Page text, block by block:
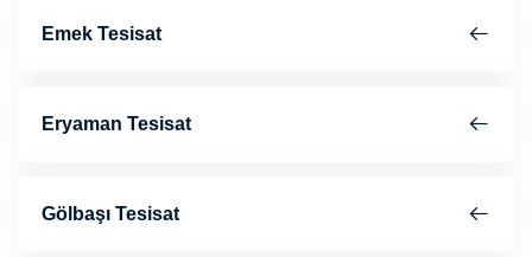
Emek Tesisat
Eryaman Tesisat
Gölbaşı Tesisat